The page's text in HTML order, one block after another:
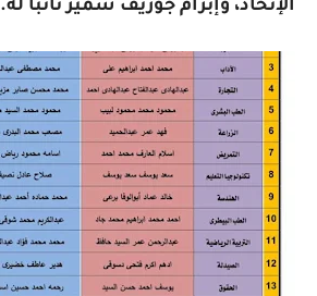
الإتحاد، وإبرام جوزيف سمير نائباً له.